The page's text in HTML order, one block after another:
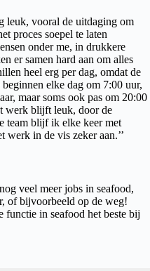
leuk, vooral de uitdaging om
proces soepel te laten
onder me, in drukkere
er samen hard aan om alles
heel erg per dag, omdat de
elke dag om 7:00 uur,
maar soms ook pas om 20:00
werk blijft leuk, door de
team blijf ik elke keer met
werk in de vis zeker aan.’’
veel meer jobs in seafood,
of bijvoorbeeld op de weg!
in seafood het beste bij